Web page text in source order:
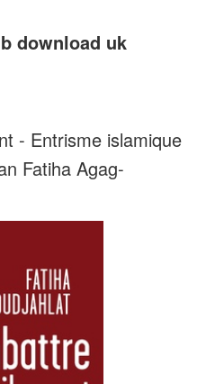
download uk
- Entrisme islamique
Fatiha Agag-